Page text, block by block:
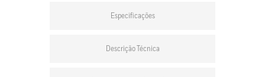
Especificações
Descrição Técnica